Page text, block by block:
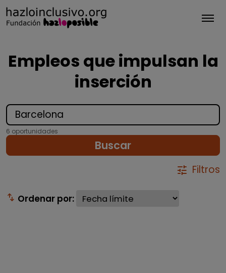
Empleos que impulsan la
inserción
6 oportunidades
Buscar
tune Filtros
swap_vert Ordenar por: